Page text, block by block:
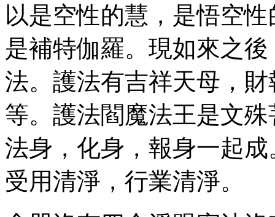
以是空性的慧，是悟空
是補特伽羅。現如來之
法。護法有吉祥天母，
等。護法閻魔法王是文
法身，化身，報身一起
受用清淨，行業清淨。